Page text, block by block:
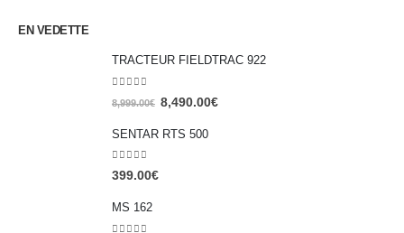
EN VEDETTE
TRACTEUR FIELDTRAC 922
out of 5
8,999.00€ 8,490.00€
SENTAR RTS 500
0out of 5
399.00€
MS 162